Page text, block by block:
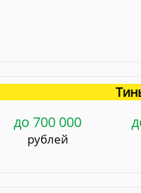
до 700 000
рублей